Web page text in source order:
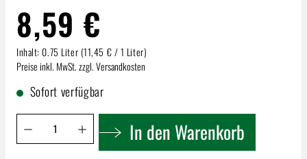
8,59 €
Inhalt: 0.75 Liter (11,45 € / 1 Liter)
Preise inkl. MwSt. zzgl. Versandkosten
Sofort verfügbar
Produkt Anzahl: Gib den gewünschten Wert ein oder
In den Warenkorb